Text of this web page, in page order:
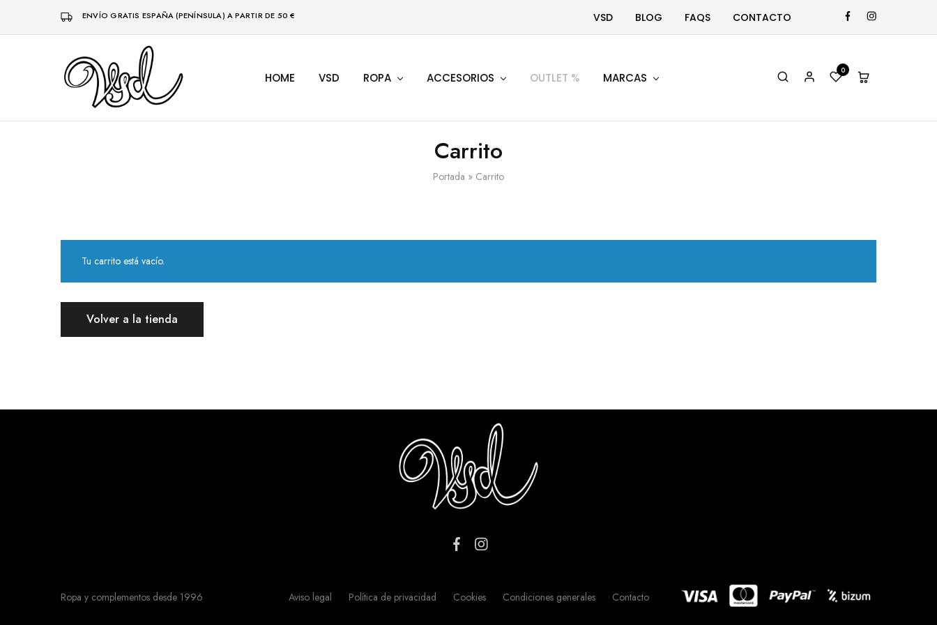
ENVÍO GRATIS ESPAÑA (PENÍNSULA) A PARTIR DE 50 € VSD BLOG FAQS CONTACTO
Vsd
Ropa
complementos
1996
HOME VSD ROPA ACCESORIOS OUTLET % MARCAS
0
Portada » Carrito
Carrito
Tu carrito está vacío.
Volver a la tienda
Ropa y complementos desde 1996 Aviso legal Política de privacidad Cookies Condiciones generales Contacto